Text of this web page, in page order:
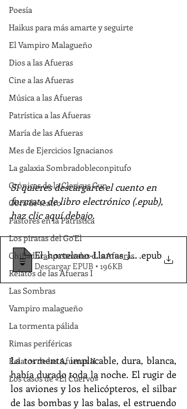
Poesía
Haikus para más amarte y seguirte
El Vampiro Malagueño
Dios a las Afueras
Cine a las Afueras
Música a las Afueras
Patrística a las Afueras
María de las Afueras
Mes de Ejercicios Ignacianos
La galaxia Sombradobleconpitufo
Crónicas de la Clericus Cup
Obra de teatro
Pastores en la Patrística
Los piratas del Go'El
Chifladuras pastorales d ls Afueras
Relatos de las Afueras I
Las Sombras
Vampiro malagueño
La tormenta pálida
Rimas periféricas
Relatos de las Afueras II
Los casos de «El Cuervo»
Si quieres descargarte el cuento en
formato de libro electrónico (.epub),
haz clic aquí debajo.
El_hortelano-Llamas_JM_.epub
Descargar EPUB • 196KB
La tormenta, implacable, dura, blanca,
había durado toda la noche. El rugir de
los aviones y los helicópteros, el silbar
de las bombas y las balas, el estruendo